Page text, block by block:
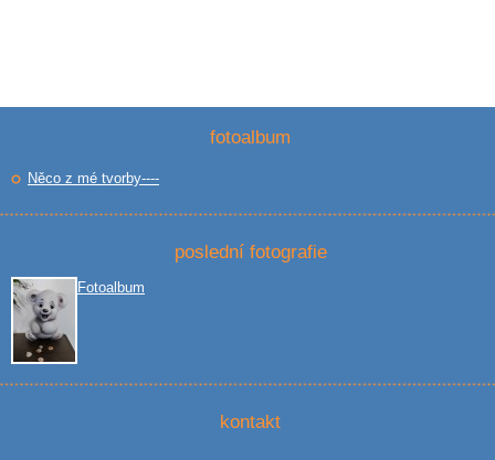
fotoalbum
Něco z mé tvorby----
poslední fotografie
Fotoalbum
kontakt